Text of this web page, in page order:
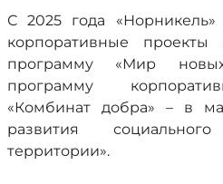
С 2025 года
корпоративные проекты
программу «Мир
программу
«Комбинат добра» – в
развития
территории».